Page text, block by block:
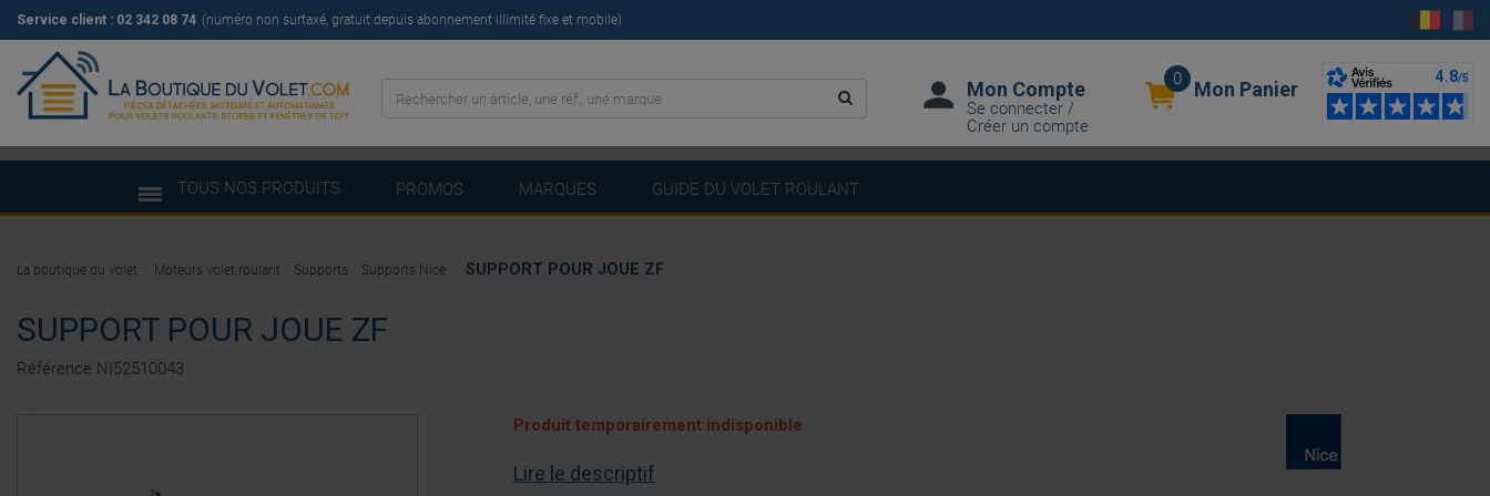
Service client : 02 342 08 74 (numéro non surtaxé, gratuit depuis abonnement illimité fixe et mobile)
Mon Compte
Se connecter /
Créer un compte
0 Mon Panier
TOUS NOS PRODUITS PROMOS MARQUES GUIDE DU VOLET ROULANT
SUPPORT POUR JOUE ZF
Référence NI52510043
Produit temporairement indisponible
Lire le descriptif
La boutique du volet Moteurs volet roulant Supports Supports Nice SUPPORT POUR JOUE ZF